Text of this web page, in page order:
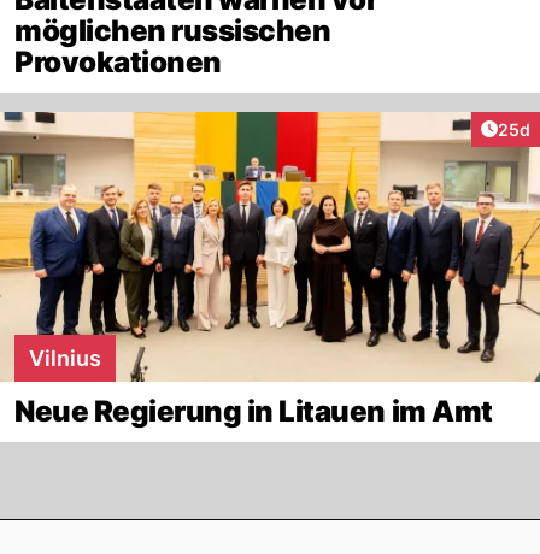
möglichen russischen
Provokationen
25d
Vilnius
Neue Regierung in Litauen im Amt